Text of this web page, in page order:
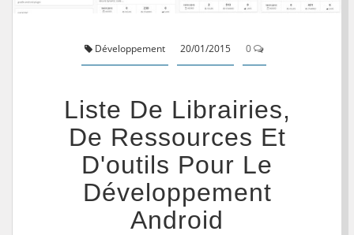
Développement 20/01/2015 0
Liste De Librairies,
De Ressources Et
D'outils Pour Le
Développement
Android